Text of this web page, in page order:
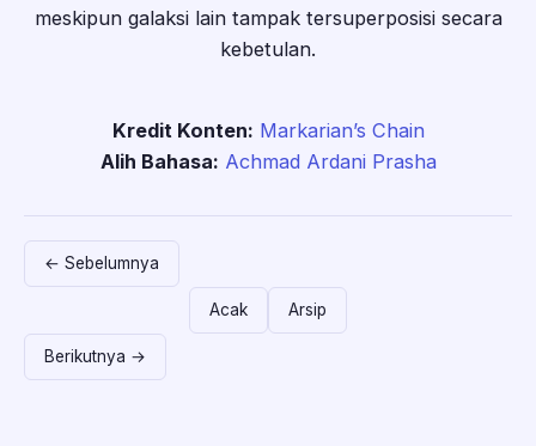
meskipun galaksi lain tampak tersuperposisi secara
kebetulan.
Kredit Konten: Markarian’s Chain
Alih Bahasa: Achmad Ardani Prasha
← Sebelumnya
Acak Arsip
Berikutnya →